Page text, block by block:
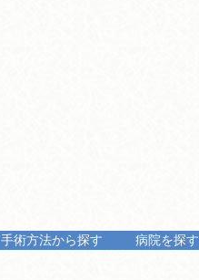
手術方法から探す 病院を探す